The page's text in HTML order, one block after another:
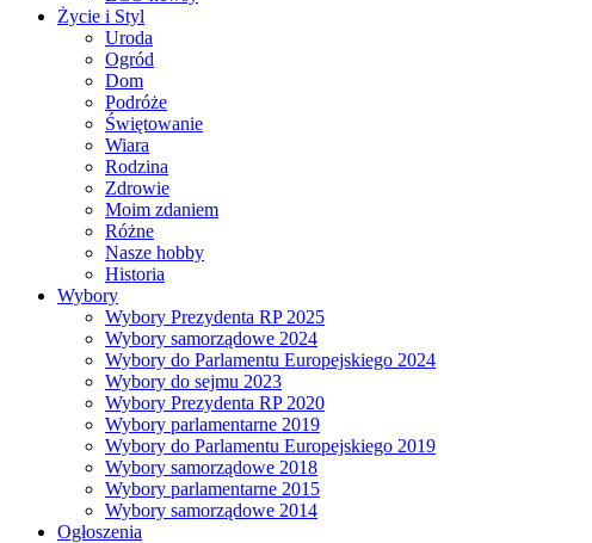
Życie i Styl
Uroda
Ogród
Dom
Podróże
Świętowanie
Wiara
Rodzina
Zdrowie
Moim zdaniem
Różne
Nasze hobby
Historia
Wybory
Wybory Prezydenta RP 2025
Wybory samorządowe 2024
Wybory do Parlamentu Europejskiego 2024
Wybory do sejmu 2023
Wybory Prezydenta RP 2020
Wybory parlamentarne 2019
Wybory do Parlamentu Europejskiego 2019
Wybory samorządowe 2018
Wybory parlamentarne 2015
Wybory samorządowe 2014
Ogłoszenia